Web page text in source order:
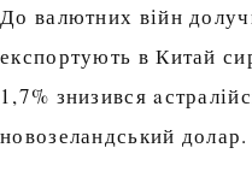
До валютних війн
експортують в Китай
1,7% знизився
новозеландський долар.